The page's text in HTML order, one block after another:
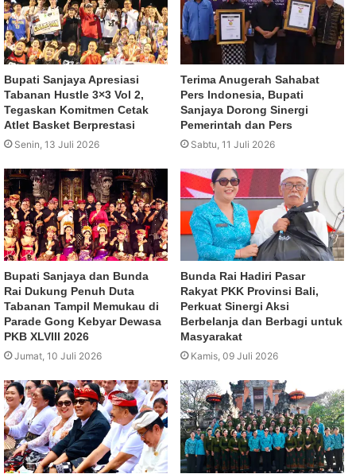
Bupati Sanjaya Apresiasi
Tabanan Hustle 3×3 Vol 2,
Tegaskan Komitmen Cetak
Atlet Basket Berprestasi
Senin, 13 Juli 2026
Terima Anugerah Sahabat
Pers Indonesia, Bupati
Sanjaya Dorong Sinergi
Pemerintah dan Pers
Sabtu, 11 Juli 2026
Bupati Sanjaya dan Bunda
Rai Dukung Penuh Duta
Tabanan Tampil Memukau di
Parade Gong Kebyar Dewasa
PKB XLVIII 2026
Jumat, 10 Juli 2026
Bunda Rai Hadiri Pasar
Rakyat PKK Provinsi Bali,
Perkuat Sinergi Aksi
Berbelanja dan Berbagi untuk
Masyarakat
Kamis, 09 Juli 2026